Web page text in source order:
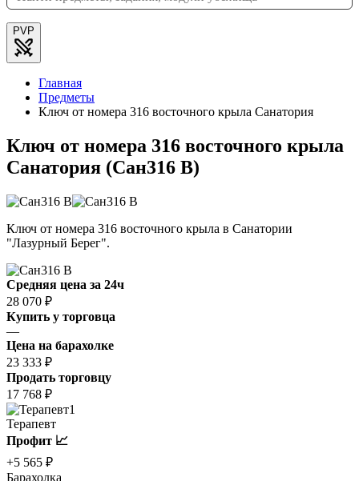
PVP
Главная
Предметы
Ключ от номера 316 восточного крыла Санатория
Ключ от номера 316 восточного крыла
Санатория (Сан316 В)
Ключ от номера 316 восточного крыла в Санатории
"Лазурный Берег".
Средняя цена за 24ч
28 070 ₽
Купить у торговца
—
Цена на барахолке
23 333 ₽
Продать торговцу
17 768 ₽
1
Терапевт
Профит 📈
+5 565 ₽
Барахолка